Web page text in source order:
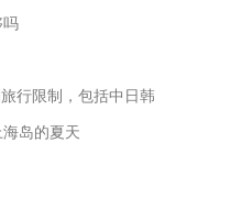
行限制，包括中日韩
岛的夏天